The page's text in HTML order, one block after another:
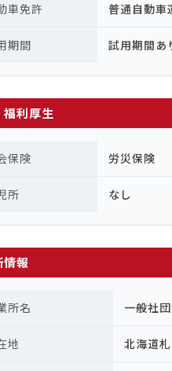
車免許 普通自動
期間 試用期間あ
利厚生
保険 労災保険
所 なし
報
所名 一般社
地 北海道